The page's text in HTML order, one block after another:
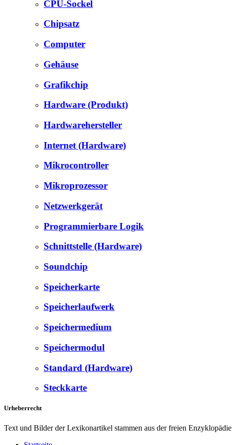
CPU-Sockel
Chipsatz
Computer
Gehäuse
Grafikchip
Hardware (Produkt)
Hardwarehersteller
Internet (Hardware)
Mikrocontroller
Mikroprozessor
Netzwerkgerät
Programmierbare Logik
Schnittstelle (Hardware)
Soundchip
Speicherkarte
Speicherlaufwerk
Speichermedium
Speichermodul
Standard (Hardware)
Steckkarte
Urheberrecht
Text und Bilder der Lexikonartikel stammen aus der freien Enzyklopädie